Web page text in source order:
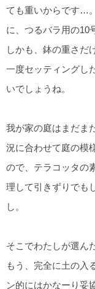
ても重いからです…
に、つるバラ用の10
しかも、鉢の重さだ
一度セッティングし
いでしょうね。
我が家の庭はまだま
況に合わせて庭の模
ので、テラコッタの
理して引きずりでも
し。
そこでわたしが選ん
もう、完全に土の入
ン的にはかなーり妥